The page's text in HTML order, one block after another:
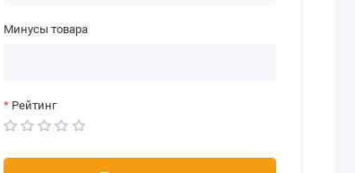
Минусы товара
Рейтинг